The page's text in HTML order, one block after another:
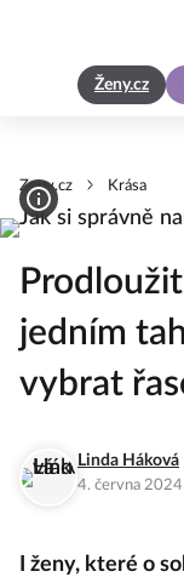
Ženy.cz
Zeny.cz Krása
jedním
vybrat
Linda Háková
4. června 2024
I ženy, které o